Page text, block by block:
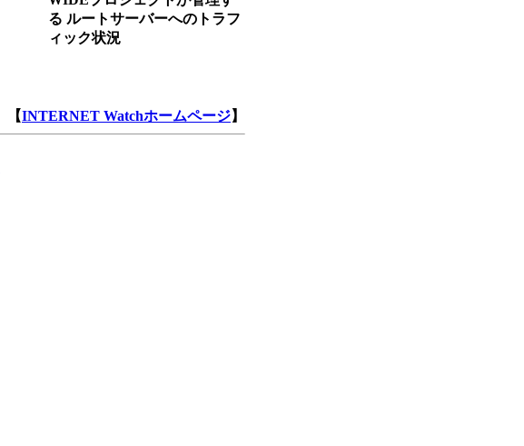
る ルートサーバーへのトラフ
ィック状況
【INTERNET Watchホームページ】